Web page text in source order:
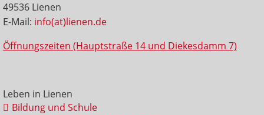
49536 Lienen
E-Mail: info(at)lienen.de
Öffnungszeiten (Hauptstraße 14 und Diekesdamm 7)
Leben in Lienen
Bildung und Schule